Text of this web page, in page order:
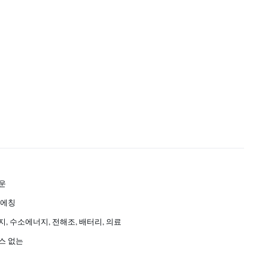
칭
, 수소에너지, 전해조, 배터리, 의료
없는